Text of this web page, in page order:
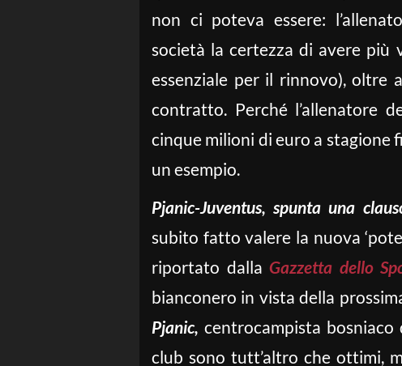
non ci poteva essere:
società la certezza di avere più
essenziale per il rinnovo), oltre
contratto. Perché l’allenatore
cinque milioni di euro a stagione
un esempio.
Pjanic-Juventus, spunta una
subito fatto valere la nuova
riportato dallaGazzetta dello
bianconero in vista della
Pjanic, centrocampista
club sono tutt’altro che ottimi,